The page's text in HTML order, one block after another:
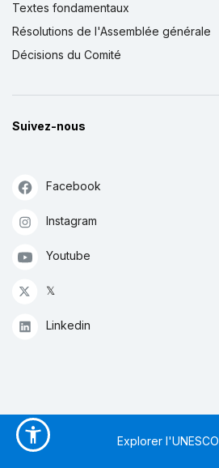
Textes fondamentaux
Résolutions de l'Assemblée générale
Décisions du Comité
Suivez-nous
Facebook
Instagram
Youtube
𝕏
Linkedin
Explorer l'UNESCO